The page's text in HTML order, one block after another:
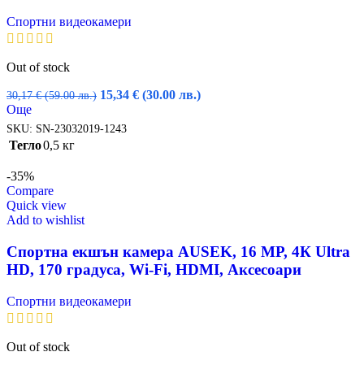
Спортни видеокамери
Out of stock
30,17€ (59.00 лв.) Original
was:
15,34 € (30.00 лв.)Текущата
Още
SKU: SN-23032019-1243
Тегло0,5 кг
-35%
Compare
Quick view
Add to wishlist
Спортна екшън камера AUSEK, 16 MP, 4К Ultra
HD, 170 градуса, Wi-Fi, HDMI, Аксесоари
Спортни видеокамери
Out of stock